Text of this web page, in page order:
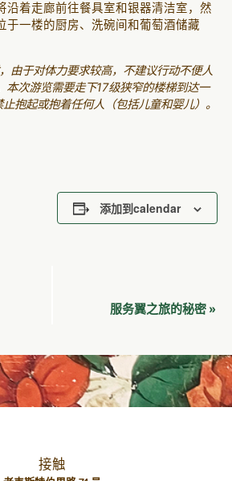
沿着走廊前往餐具室和银器清洁室，然
于一楼的厨房、洗碗间和葡萄酒储藏
由于对体力要求较高，不建议行动不便人
本次游览需要走下17级狭窄的楼梯到达一
抱起或抱着任何人（包括儿童和婴儿）。
添加到calendar
服务翼之旅的秘密 »
接触